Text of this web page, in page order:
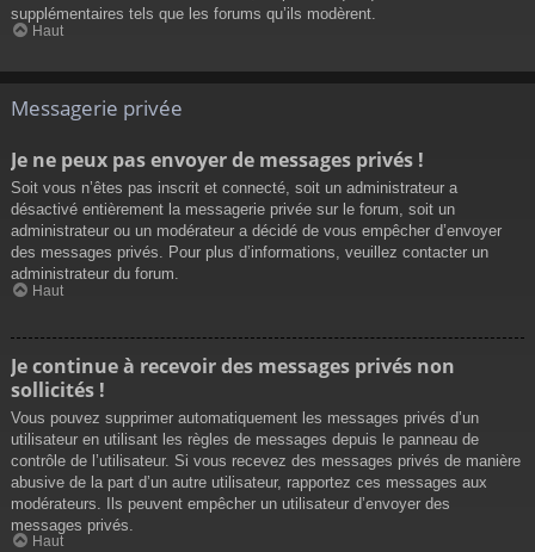
supplémentaires tels que les forums qu’ils modèrent.
Haut
Messagerie privée
Je ne peux pas envoyer de messages privés !
Soit vous n’êtes pas inscrit et connecté, soit un administrateur a
désactivé entièrement la messagerie privée sur le forum, soit un
administrateur ou un modérateur a décidé de vous empêcher d’envoyer
des messages privés. Pour plus d’informations, veuillez contacter un
administrateur du forum.
Haut
Je continue à recevoir des messages privés non
sollicités !
Vous pouvez supprimer automatiquement les messages privés d’un
utilisateur en utilisant les règles de messages depuis le panneau de
contrôle de l’utilisateur. Si vous recevez des messages privés de manière
abusive de la part d’un autre utilisateur, rapportez ces messages aux
modérateurs. Ils peuvent empêcher un utilisateur d’envoyer des
messages privés.
Haut